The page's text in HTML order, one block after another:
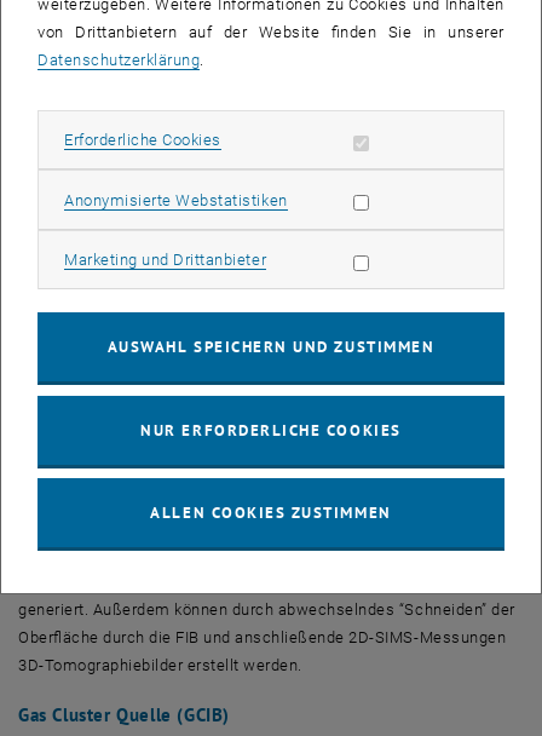
oder als Raster-Kelvin-Mikroskop (kelvin probe force microscope,
KPFM) möglich. Durch die Kombination von ToF-SIMS-Analysen von
Oberflächen und Topographiemessungen mit Hilfe des SPM wird
werden kann, beläuft sich auf 80 x 80 x 10 μm3, wobei durch
Weitere Komponenten und Einsatzmöglichkeiten
Fokussierte Ionenquelle (FIB)
aufweisen, stellen ein großes Problem für die 3D-Analyse mit Hilfe
beam) angebaut. Mit dieser werden Krater auf der Probenoberfläche
generiert. Außerdem können durch abwechselndes “Schneiden” der
Oberfläche durch die FIB und anschließende 2D-SIMS-Messungen
3D-Tomographiebilder erstellt werden.
Gas Cluster Quelle (GCIB)
weiterzugeben. Weitere Informationen zu Cookies und Inhalten
von Drittanbietern auf der Website finden Sie in unserer
Datenschutzerklärung
Erforderliche Cookies Erforderliche Cookies zulassen
Anonymisierte WebstatistikenStatistik Cookies zulassen
Marketing und DrittanbieterMarketing Cookies zulassen
AUSWAHL SPEICHERN UND ZUSTIMMEN
NUR ERFORDERLICHE COOKIES
ALLEN COOKIES ZUSTIMMEN